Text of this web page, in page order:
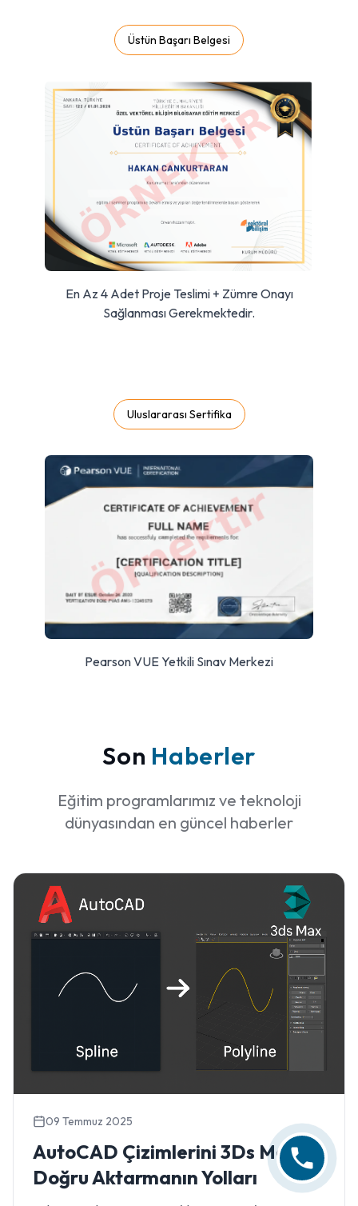
Üstün Başarı Belgesi
En Az 4 Adet Proje Teslimi + Zümre Onayı
Sağlanması Gerekmektedir.
Uluslararası Sertifika
Pearson VUE Yetkili Sınav Merkezi
Son Haberler
Eğitim programlarımız ve teknoloji
dünyasından en güncel haberler
09 Temmuz 2025
AutoCAD Çizimlerini 3Ds Max'e
Doğru Aktarmanın Yolları